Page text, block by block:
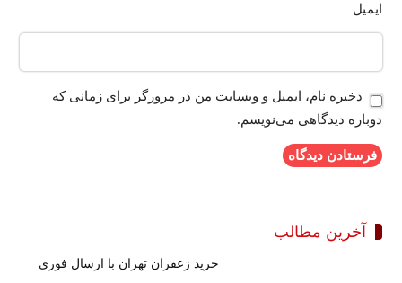
ایمیل
ذخیره نام، ایمیل و وبسایت من در مرورگر برای زمانی که
دوباره دیدگاهی می‌نویسم.
آخرین مطالب
خرید زعفران تهران با ارسال فوری